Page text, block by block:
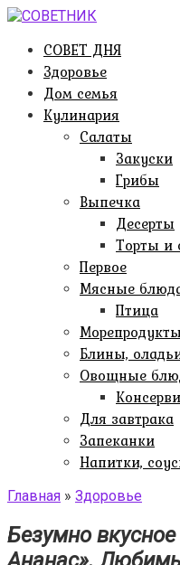
Перейти
контентуСОВЕТ ДНЯ
Здоровье
Дом семья
Кулинария
Салаты
Закуски
Грибы
Выпечка
Десерты
Торты и
Первое
Мясные
Птица
Морепродукты
Блины,
Овощные
Для завтрака
Запеканки
Напитки,
Главная » Здоровье
Безумно